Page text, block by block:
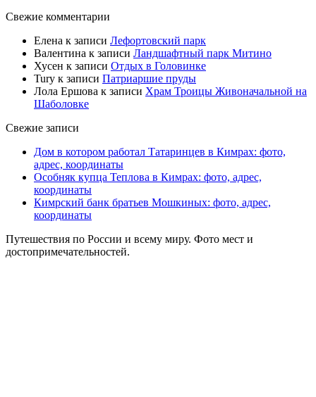
Свежие комментарии
Елена к записи Лефортовский парк
Валентина к записи Ландшафтный парк Митино
Хусен к записи Отдых в Головинке
Tury к записи Патриаршие пруды
Лола Ершова к записи Храм Троицы Живоначальной на
Шаболовке
Свежие записи
Дом в котором работал Татаринцев в Кимрах: фото,
адрес, координаты
Особняк купца Теплова в Кимрах: фото, адрес,
координаты
Кимрский банк братьев Мошкиных: фото, адрес,
координаты
Путешествия по России и всему миру. Фото мест и
достопримечательностей.